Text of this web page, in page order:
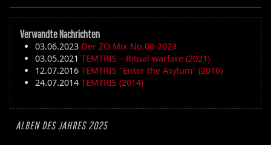
ALBEN DES JAHRES 2025
Verwandte Nachrichten
03.06.2023 Der ZO Mix No.08-2023
03.05.2021 TEMTRIS – Ritual warfare (2021)
12.07.2016 TEMTRIS "Enter the Asylum" (2016)
24.07.2014 TEMTRIS (2014)